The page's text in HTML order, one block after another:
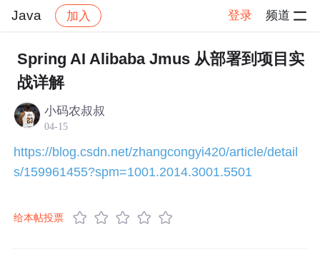
Java 加入 登录 频道
社区 Java 技术交流 帖子详情
Spring AI Alibaba Jmus 从部署到项目实
战详解
小码农叔叔
04-15
https://blog.csdn.net/zhangcongyi420/article/detail
s/159961455?spm=1001.2014.3001.5501
给本帖投票